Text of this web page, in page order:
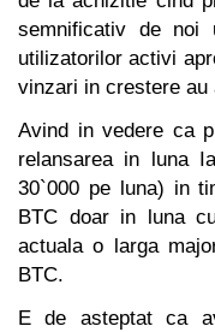
semnificativ de noi
utilizatorilor activi
vinzari in crestere au
Avind in vedere ca
relansarea in luna
30`000 pe luna) in
BTC doar in luna
actuala o larga
BTC.
E de asteptat ca